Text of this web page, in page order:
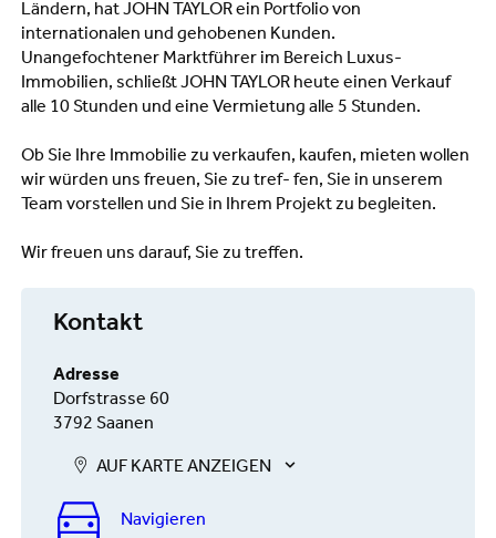
Ländern, hat JOHN TAYLOR ein Portfolio von
internationalen und gehobenen Kunden.
Unangefochtener Marktführer im Bereich Luxus-
Immobilien, schließt JOHN TAYLOR heute einen Verkauf
alle 10 Stunden und eine Vermietung alle 5 Stunden.
Ob Sie Ihre Immobilie zu verkaufen, kaufen, mieten wollen
wir würden uns freuen, Sie zu tref- fen, Sie in unserem
Team vorstellen und Sie in Ihrem Projekt zu begleiten.
Wir freuen uns darauf, Sie zu treffen.
Kontakt
Adresse
Dorfstrasse 60
3792 Saanen
AUF KARTE ANZEIGEN
Navigieren